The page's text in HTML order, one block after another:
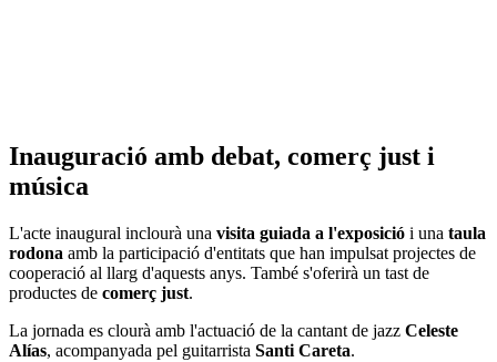
Inauguració amb debat, comerç just i
música
L'acte inaugural inclourà una visita guiada a l'exposició i una taula
rodona amb la participació d'entitats que han impulsat projectes de
cooperació al llarg d'aquests anys. També s'oferirà un tast de
productes de comerç just.
La jornada es clourà amb l'actuació de la cantant de jazz Celeste
Alías, acompanyada pel guitarrista Santi Careta.